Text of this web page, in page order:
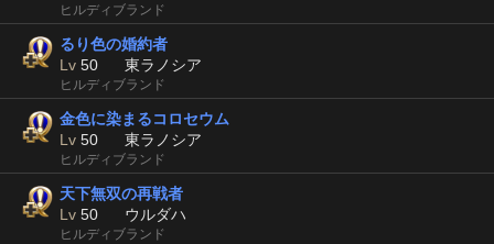
ヒルディブランド
るり色の婚約者
Lv 50 東ラノシア
ヒルディブランド
金色に染まるコロセウム
Lv 50 東ラノシア
ヒルディブランド
天下無双の再戦者
Lv 50 ウルダハ
ヒルディブランド